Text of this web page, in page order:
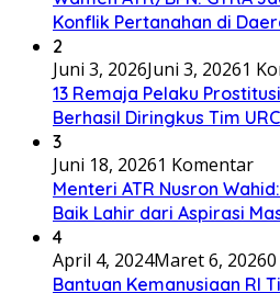
Konflik Pertanahan di
2
Juni 3, 2026Juni 3, 20261
13 Remaja Pelaku
Berhasil Diringkus Tim
3
Juni 18, 20261 Komentar
Menteri ATR Nusron
Baik Lahir dari Aspirasi
4
April 4, 2024Maret 6, 2026
Bantuan Kemanusiaan RI